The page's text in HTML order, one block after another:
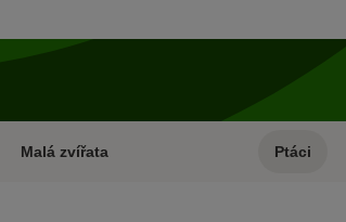
Malá zvířata Ptáci